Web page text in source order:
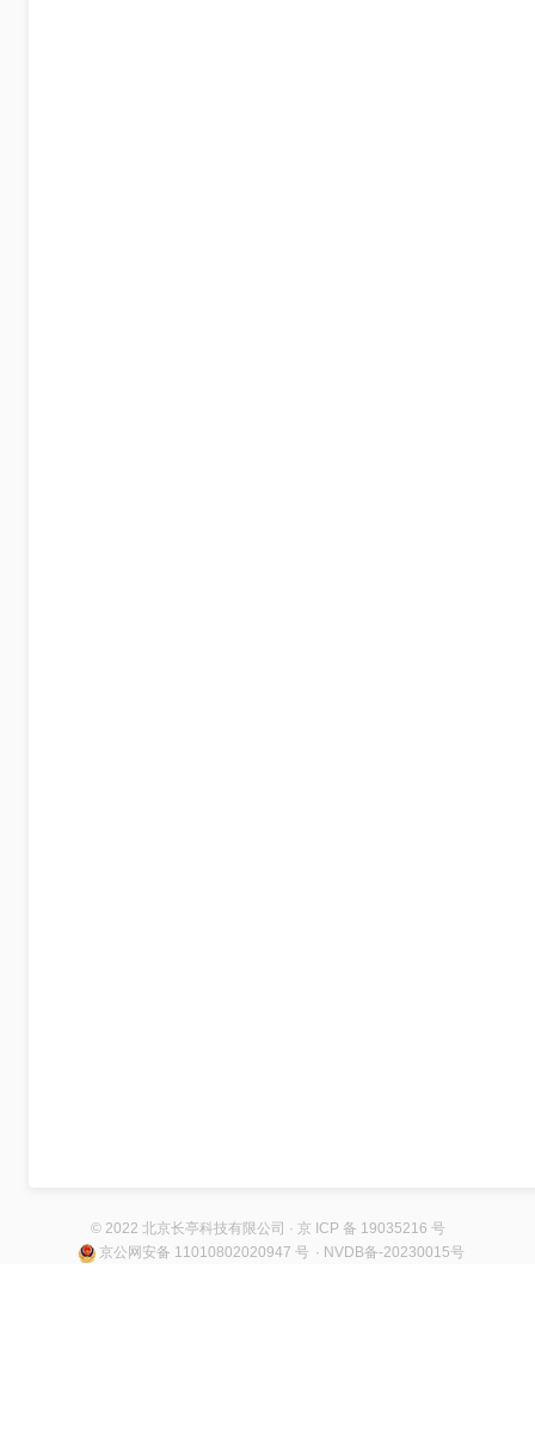
© 2022 北京长亭科技有限公司 · 京 ICP 备 19035216 号
京公网安备 11010802020947 号 · NVDB备-20230015号